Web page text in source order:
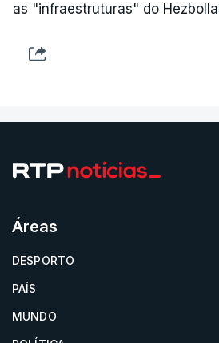
as "infraestruturas" do
Áreas
DESPORTO
PAÍS
MUNDO